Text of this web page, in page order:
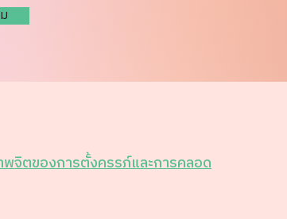
จิตของการตั้งครรภ์และการคลอด